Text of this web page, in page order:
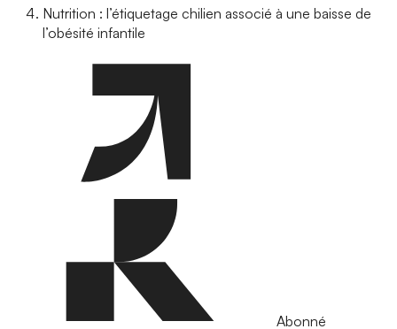
Nutrition : l’étiquetage chilien associé à une baisse de
l’obésité infantile
Abonné